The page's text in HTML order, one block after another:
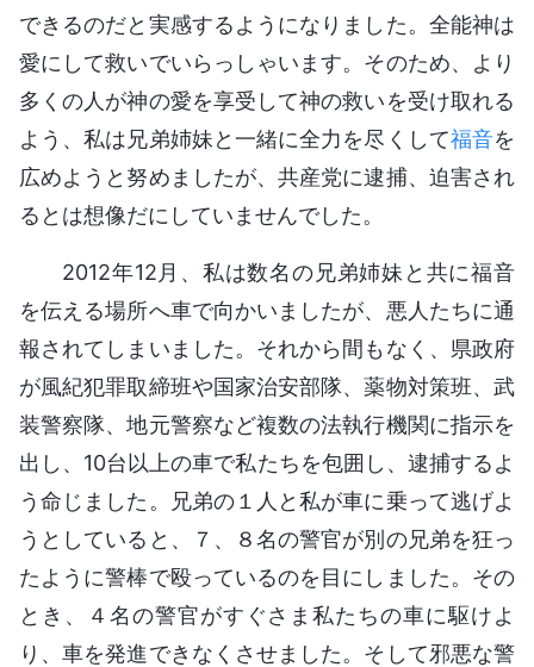
できるのだと実感するようになりました。全能神は
愛にして救いでいらっしゃいます。そのため、より
多くの人が神の愛を享受して神の救いを受け取れる
よう、私は兄弟姉妹と一緒に全力を尽くして福音を
広めようと努めましたが、共産党に逮捕、迫害され
るとは想像だにしていませんでした。
2012年12月、私は数名の兄弟姉妹と共に福音
を伝える場所へ車で向かいましたが、悪人たちに通
報されてしまいました。それから間もなく、県政府
が風紀犯罪取締班や国家治安部隊、薬物対策班、武
装警察隊、地元警察など複数の法執行機関に指示を
出し、10台以上の車で私たちを包囲し、逮捕するよ
う命じました。兄弟の１人と私が車に乗って逃げよ
うとしていると、７、８名の警官が別の兄弟を狂っ
たように警棒で殴っているのを目にしました。その
とき、４名の警官がすぐさま私たちの車に駆けよ
り、車を発進できなくさせました。そして邪悪な警